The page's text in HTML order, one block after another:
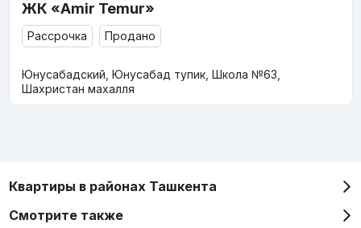
ЖК «Amir Temur»
Рассрочка Продано
Юнусабадский, Юнусабад тупик, Школа №63,
Шахристан махалля
Квартиры в районах Ташкента
Смотрите также